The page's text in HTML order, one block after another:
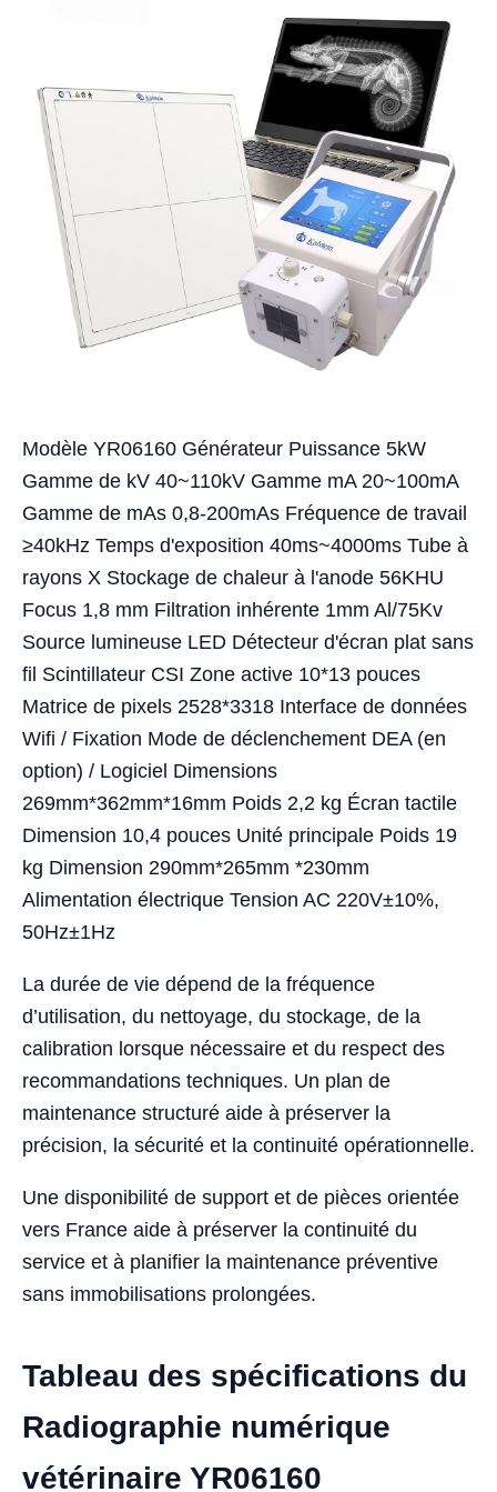
Modèle YR06160 Générateur Puissance 5kW
Gamme de kV 40~110kV Gamme mA 20~100mA
Gamme de mAs 0,8-200mAs Fréquence de travail
≥40kHz Temps d'exposition 40ms~4000ms Tube à
rayons X Stockage de chaleur à l'anode 56KHU
Focus 1,8 mm Filtration inhérente 1mm Al/75Kv
Source lumineuse LED Détecteur d'écran plat sans
fil Scintillateur CSI Zone active 10*13 pouces
Matrice de pixels 2528*3318 Interface de données
Wifi / Fixation Mode de déclenchement DEA (en
option) / Logiciel Dimensions
269mm*362mm*16mm Poids 2,2 kg Écran tactile
Dimension 10,4 pouces Unité principale Poids 19
kg Dimension 290mm*265mm *230mm
Alimentation électrique Tension AC 220V±10%,
50Hz±1Hz
La durée de vie dépend de la fréquence
d’utilisation, du nettoyage, du stockage, de la
calibration lorsque nécessaire et du respect des
recommandations techniques. Un plan de
maintenance structuré aide à préserver la
précision, la sécurité et la continuité opérationnelle.
Une disponibilité de support et de pièces orientée
vers France aide à préserver la continuité du
service et à planifier la maintenance préventive
sans immobilisations prolongées.
Tableau des spécifications du
Radiographie numérique
vétérinaire YR06160